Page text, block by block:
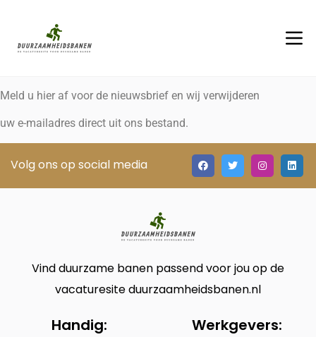
Meld u hier af voor de nieuwsbrief en wij verwijderen
uw e-mailadres direct uit ons bestand.
Volg ons op social media
Vind duurzame banen passend voor jou op de
vacaturesite duurzaamheidsbanen.nl
Handig: Werkgevers: